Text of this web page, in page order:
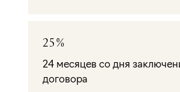
25%
24 месяцев со дня
договора